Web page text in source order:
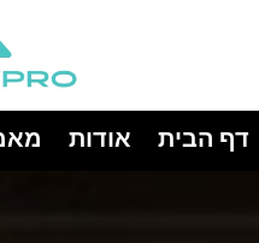
דף הבית אודות